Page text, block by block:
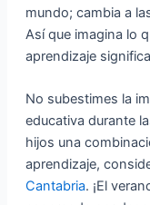
mundo; cambia a
Así que imagina lo
aprendizaje
No subestimes la
educativa durante
hijos una
aprendizaje,
Cantabria. ¡El